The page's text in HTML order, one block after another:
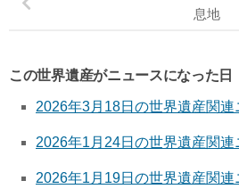
息地
この世界遺産がニュースになった日
2026年3月18日の世界遺産関連
2026年1月24日の世界遺産関連
2026年1月19日の世界遺産関連